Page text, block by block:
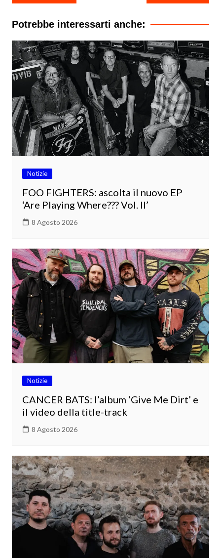
articoli
Potrebbe interessarti anche:
Notizie
FOO FIGHTERS: ascolta il nuovo EP
‘Are Playing Where??? Vol. II’
8 Agosto 2026
Notizie
CANCER BATS: l’album ‘Give Me Dirt’ e
il video della title-track
8 Agosto 2026